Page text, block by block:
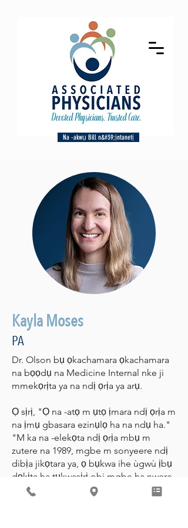
Na -akwụ Bill n&#39;ịntanetị
Kayla Moses
PA
Dr. Olson bụ ọkachamara ọkachamara
na bọọdụ na Medicine Internal nke ji
mmekọrịta ya na ndị ọrịa ya arụ.
Ọ sịrị, "Ọ na -atọ m ụtọ ịmara ndị ọrịa m
na ịmụ gbasara ezinụlọ ha na ndụ ha."
"M ka na -elekọta ndị ọrịa mbụ m
zutere na 1989, mgbe m sonyeere ndị
dibịa jikọtara ya, ọ bụkwa ihe ùgwù ịbụ
dọkịta ha tụkwasịrị obi mgbe ha nwere
nchegbu."